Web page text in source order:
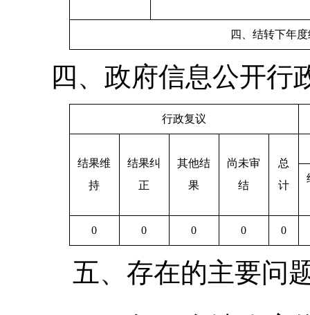
四、结转下年
四、政府信息公开行
行政复议
结果维
持
结果纠
正
其他结
果
尚未审
结
总
计
0 0 0 0 0
五、存在的主要问